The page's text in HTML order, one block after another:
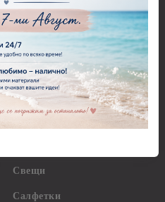
Рисуване
Грунд и почистващи
разтвори
Платна за рисуване
Стативи и поставки
Четки и инструменти
Моливи, акварелни
Свещи
Салфетки